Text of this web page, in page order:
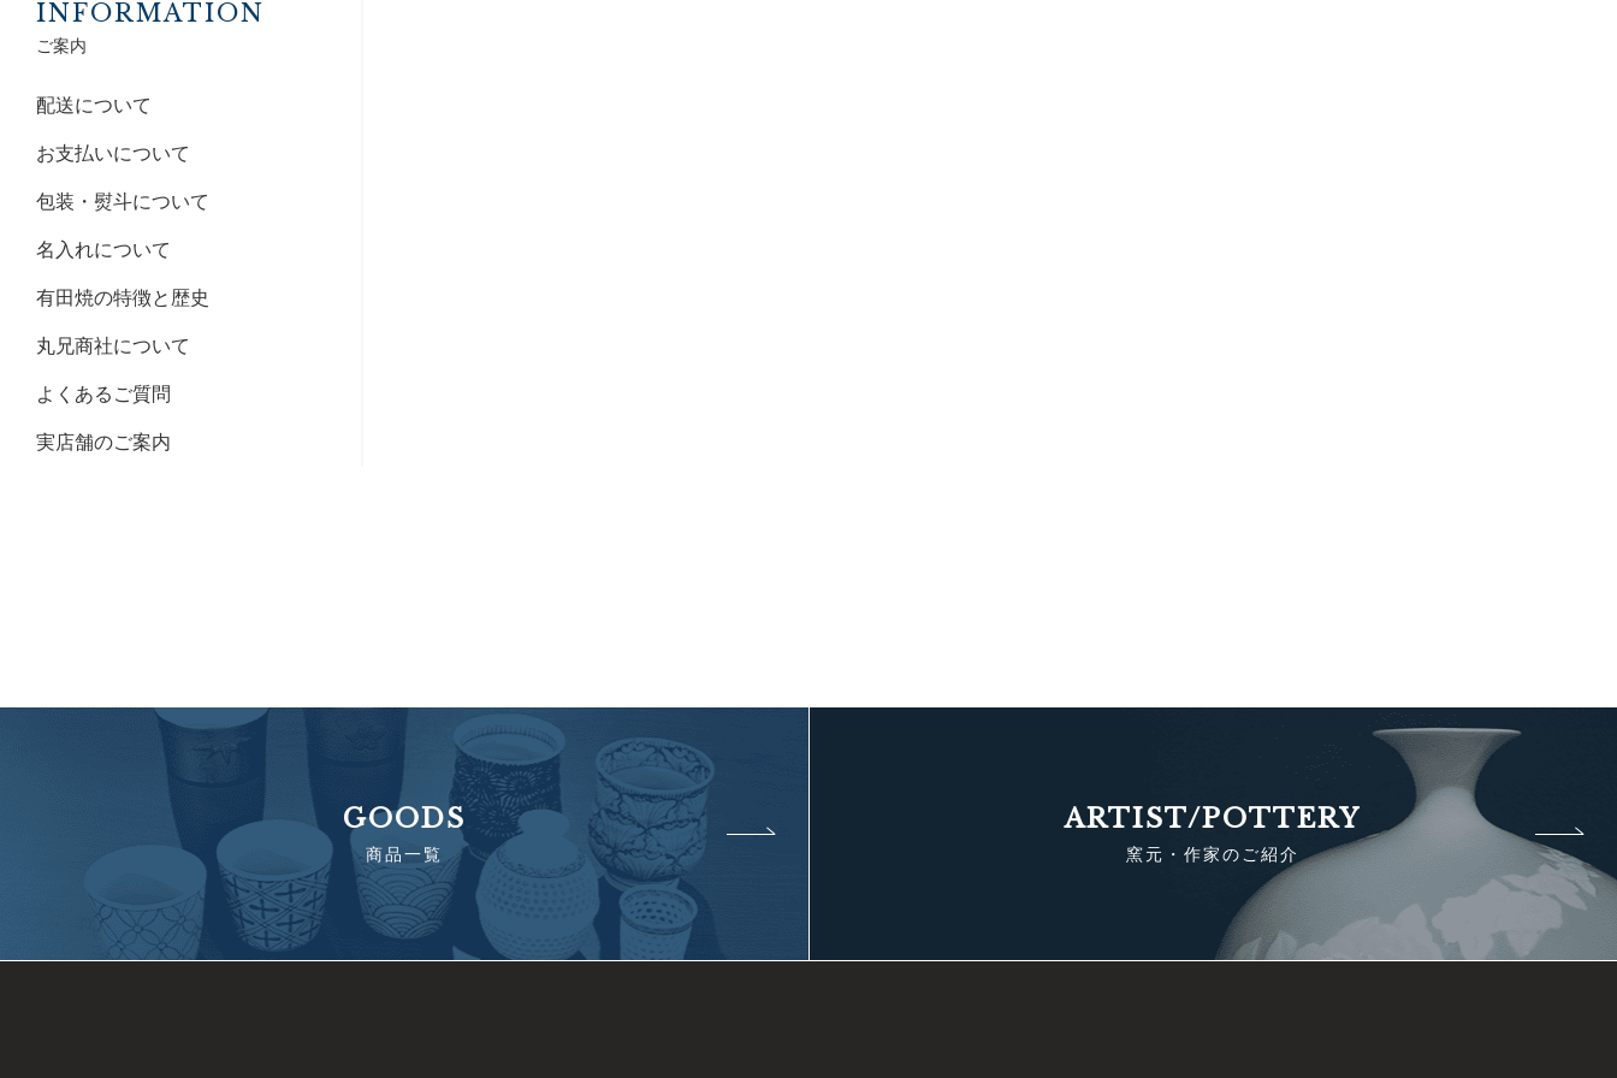
INFORMATION
ご案内
配送について
お支払いについて
包装・熨斗について
名入れについて
有田焼の特徴と歴史
丸兄商社について
よくあるご質問
実店舗のご案内
GOODS
商品一覧
ARTIST/POTTERY
窯元・作家のご紹介